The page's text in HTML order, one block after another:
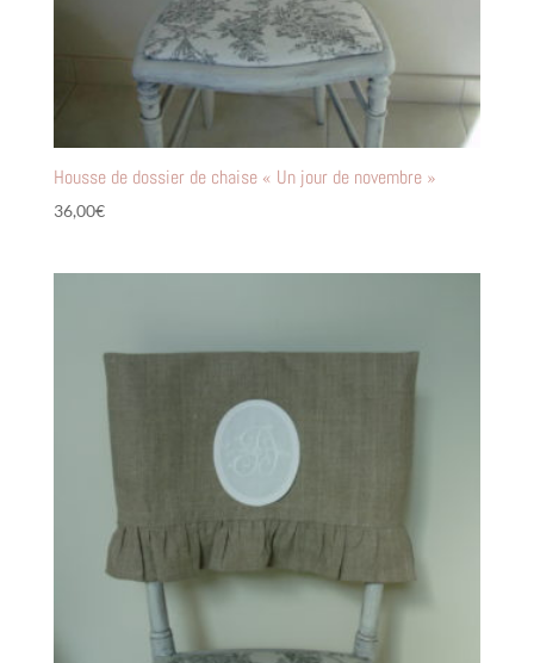
Housse de dossier de chaise « Un jour de novembre »
36,00€